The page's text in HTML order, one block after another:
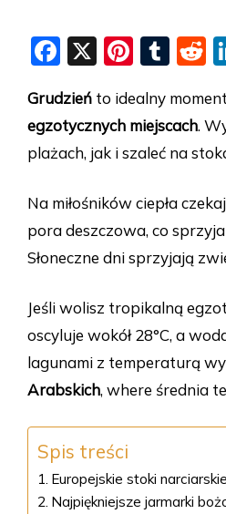
F
c
e
b
o
o
k
X
Pi
er
e
st
T
m
bl
r
R
d
t
Grudzień to idealny
egzotycznych miejscach.
plażach, jak i szaleć na
Na miłośników ciepła
pora deszczowa, co
Słoneczne dni sprzyjają
Jeśli wolisz tropikalną
oscyluje wokół 28°C, a
lagunami z temperaturą
Arabskich, where średnia
Spis treści
Europejskie stoki
Najpiękniejsze jarmarki